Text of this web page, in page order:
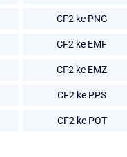
CF2 ke PNG
CF2 ke EMF
CF2 ke EMZ
CF2 ke PPS
CF2 ke POT